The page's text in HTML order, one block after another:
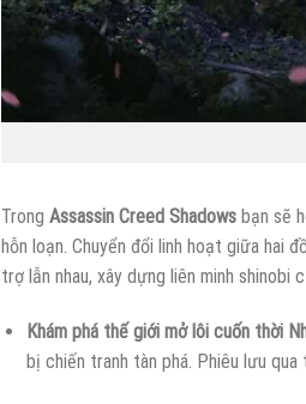
Trong Assassin Creed Shadows bạn sẽ
hỗn loạn. Chuyển đổi linh hoạt giữa hai
trợ lẫn nhau, xây dựng liên minh
Khám phá thế giới mở lôi cuốn thời
bị chiến tranh tàn phá. Phiêu lưu